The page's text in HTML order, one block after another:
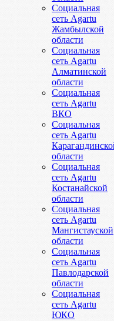
Социальная
сеть Agartu
Жамбылской
области
Социальная
сеть Agartu
Алматинской
области
Социальная
сеть Agartu
ВКО
Социальная
сеть Agartu
области
Социальная
сеть Agartu
Костанайской
области
Социальная
сеть Agartu
Мангистауской
области
Социальная
сеть Agartu
Павлодарской
области
Социальная
сеть Agartu
ЮКО